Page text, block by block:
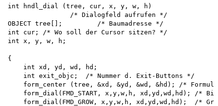
int hndl_dial (tree, cur, x, y, w, h)
                /* Dialogfeld aufrufen */
OBJECT tree[];         /* Baumadresse */
int cur; /* Wo soll der Cursor sitzen? */
int x, y, w, h;
{
    int xd, yd, wd, hd;
    int exit_objc;  /* Nummer d. Exit-Buttons */
form_center (tree, &xd, &yd, &wd, &hd); /*
form_dial(FMD_START, x,y,w,h, xd,yd,wd,hd); /*
form_dial(FMD_GROW, x,y,w,h, xd,yd,wd,hd);  /*